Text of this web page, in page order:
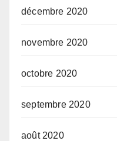
décembre 2020
novembre 2020
octobre 2020
septembre 2020
août 2020